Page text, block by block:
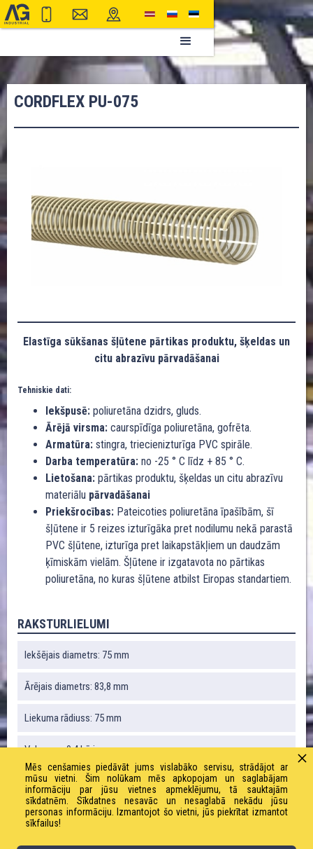
CORDFLEX PU-075
Elastīga sūkšanas šļūtene pārtikas produktu, šķeldas un
citu abrazīvu pārvadāšanai
Tehniskie dati:
Iekšpusē: poliuretāna dzidrs, gluds.
Ārējā virsma: caurspīdīga poliuretāna, gofrēta.
Armatūra: stingra, triecienizturīga PVC spirāle.
Darba temperatūra: no -25 ° C līdz + 85 ° C.
Lietošana: pārtikas produktu, šķeldas un citu abrazīvu
materiālu pārvadāšanai
Priekšrocības: Pateicoties poliuretāna īpašībām, šī
šļūtene ir 5 reizes izturīgāka pret nodilumu nekā parastā
PVC šļūtene, izturīga pret laikapstākļiem un daudzām
ķīmiskām vielām. Šļūtene ir izgatavota no pārtikas
poliuretāna, no kuras šļūtene atbilst Eiropas standartiem.
RAKSTURLIELUMI
Iekšējais diametrs: 75 mm
Ārējais diametrs: 83,8 mm
Liekuma rādiuss: 75 mm
Vakuums: 0,4 bāri
Svars: 550 g / m
Darba spiediens: 0,55 bāri
Mēs cenšamies piedāvāt jums vislabāko servisu, strādājot ar
mūsu vietni. Šim nolūkam mēs apkopojam un saglabājam
informāciju par jūsu vietnes apmeklējumu, tā sauktajām
sīkdatnēm. Sīkdatnes nesavāc un nesaglabā nekādu jūsu
personas informāciju. Izmantojot šo vietni, jūs piekrītat izmantot
sīkfailus!